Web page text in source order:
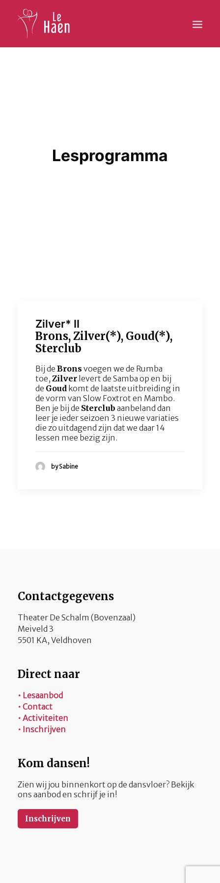
GalerijLesprogramma
Zilver* II
Brons, Zilver(*), Goud(*),
Sterclub
Bij de Brons voegen we de Rumba
toe, Zilver levert de Samba op en bij
de Goud komt de laatste uitbreiding in
de vorm van Slow Foxtrot en Mambo.
Ben je bij de Sterclub aanbeland dan
leer je ieder seizoen 3 nieuwe variaties
die zo uitdagend zijn dat we daar 14
lessen mee bezig zijn.
by Sabine
Contactgegevens
Theater De Schalm (Bovenzaal)
Meiveld 3
5501 KA, Veldhoven
Direct naar
• Lesaanbod
• Contact
• Activiteiten
• Inschrijven
Kom dansen!
Zien wij jou binnenkort op de dansvloer? Bekijk
ons aanbod en schrijf je in!
Inschrijven